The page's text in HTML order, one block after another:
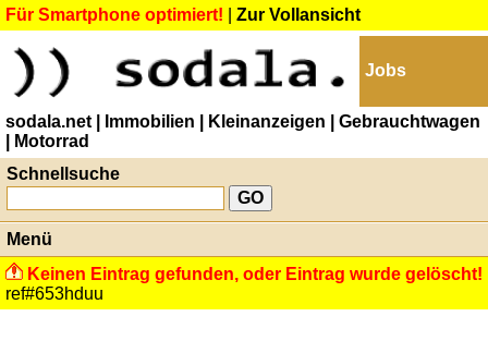
Für Smartphone optimiert! Zur Vollansicht
Jobs
sodala.net | Immobilien | Kleinanzeigen
| Gebrauchtwagen
| Motorrad
Schnellsuche
Menü
Keinen Eintrag gefunden, oder Eintrag wurde gelöscht!
ref#653hduu